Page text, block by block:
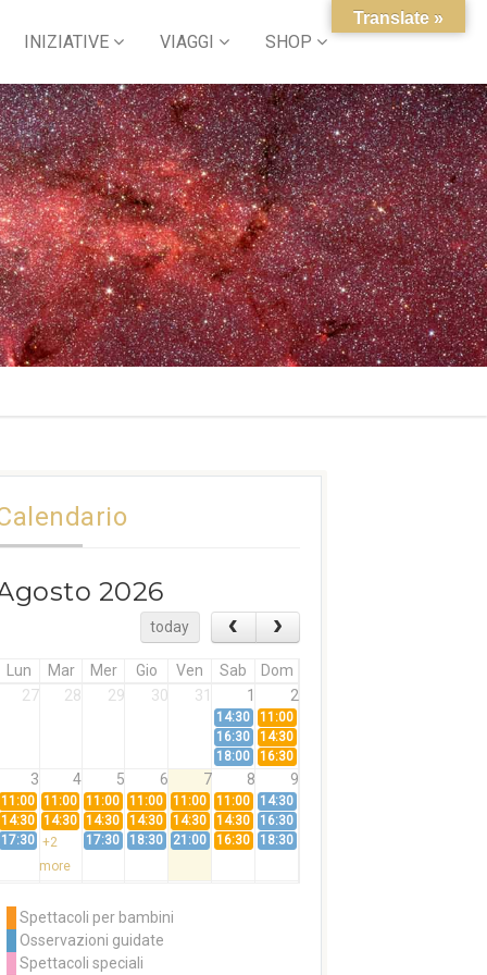
INIZIATIVE VIAGGI SHOP
2026
today
Lun Mar Mer Gio Ven Sab
Dom
27
28 29 30 31 1 2
14:30
11:00
16:30
14:30
18:00
16:30
3 4 5 6 7 8 9
11:00 11:00 11:00 11:00 11:00 11:00
14:30
14:30 14:30 14:30 14:30 14:30 14:30
16:30
17:30 +2
more
17:30 18:30 21:00 16:30 18:30
11:00
14:30
+3
Spettacoli per bambini
Osservazioni guidate
Spettacoli speciali
Translate »